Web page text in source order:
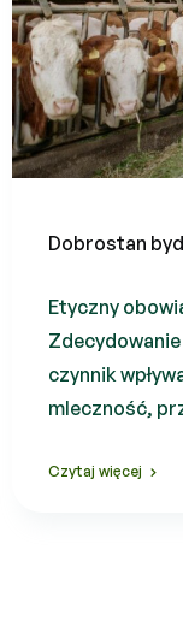
Dobrostan
Etyczny
czynnik
mleczność,
Czytaj więcej